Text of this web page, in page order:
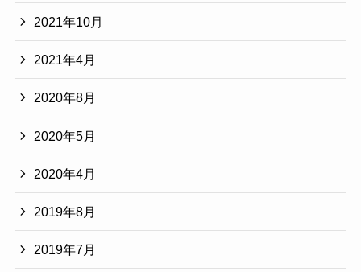
2021年10月
2021年4月
2020年8月
2020年5月
2020年4月
2019年8月
2019年7月